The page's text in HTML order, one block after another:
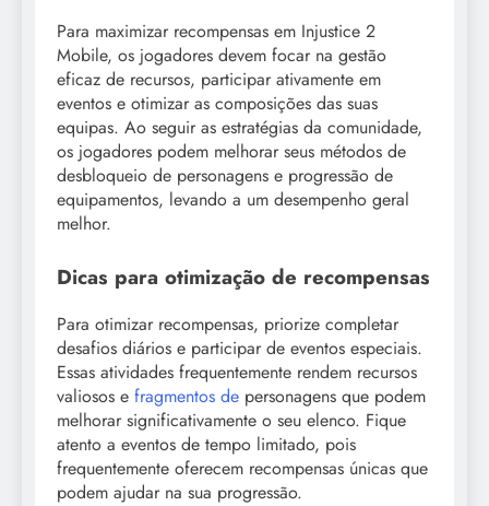
Para maximizar recompensas em Injustice 2
Mobile, os jogadores devem focar na gestão
eficaz de recursos, participar ativamente em
eventos e otimizar as composições das suas
equipas. Ao seguir as estratégias da comunidade,
os jogadores podem melhorar seus métodos de
desbloqueio de personagens e progressão de
equipamentos, levando a um desempenho geral
melhor.
Dicas para otimização de recompensas
Para otimizar recompensas, priorize completar
desafios diários e participar de eventos especiais.
Essas atividades frequentemente rendem recursos
valiosos e fragmentos de personagens que podem
melhorar significativamente o seu elenco. Fique
atento a eventos de tempo limitado, pois
frequentemente oferecem recompensas únicas que
podem ajudar na sua progressão.